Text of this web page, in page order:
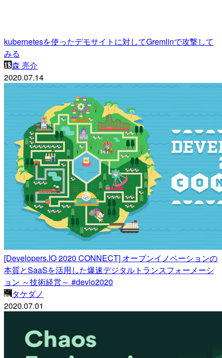
kubernetesを使ったデモサイトに対してGremlinで攻撃して
みる
森 亮介
2020.07.14
[Developers.IO 2020 CONNECT] オープンイノベーションの
本質とSaaSを活用した爆速デジタルトランスフォーメーシ
ョン ～技術経営～ #devio2020
タケダノ
2020.07.01